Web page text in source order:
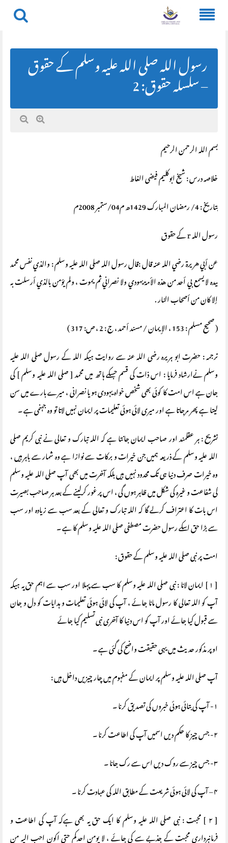
contentرسول اللہ صلی اللہ علیہ وسلم کے حقوق
– سلسلہ حقوق: 2
بسم الله الرحمن الرحيم
خلاصہ درس : شیخ ابوکلیم فیضی الغاط
بتاریخ : 4/ رمضان المبارک 1429ھ م04/ستمبر 2008م
رسول اللہ r کے حقوق
عن أبي هريرة رضي الله عنه قال :قال رسول الله صلى الله عليه وسلم : والذي نفس محمد
بيده لا يسمع بي أحد من هذه الأمة يهودي ولا نصراني ثم يموت ، ولم يؤمن بالذي أرسلت به
إلا كان من أصحاب النار .
( صحيح مسلم : 153 ، الإيمان / مسند أحمد ، ج : 2 ، ص: 317 )
ترجمہ : حضرت ابو ہریرہ رضی اللہ عنہ سے روایت ہیکہ اللہ کے رسول صلی اللہ علیہ
وسلم نےارشاد فرمایا : اس ذات کی قسم جسکے ہاتھ میں محمد [ صلی اللہ علیہ وسلم ] کی
جان ہے اس امت کا کوئی بھی شخص خواہ یہودی ہو یا نصرانی ، میرے بارے میں سن
لیتا ہے پھر مرجاتا ہے اور میری لائی ہوئی تعلیمات پر ایمان نہیں لاتا تو وہ جہنمی ہے ۔
تشریح : ہر عقلمند اور صاحب ایمان جانتا ہے کہ اللہ تبارک و تعالی نے نبی کریم صلی
اللہ علیہ وسلم کے ذریعہ ہمیں جن خیرات و برکات سے نوازا ہے وہ شمار سے باہر ہیں ،
وہ خیرات صرف دنیا ہی تک محدود نہیں ہیں بلکہ آخرت میں بھی آپ صلی اللہ علیہ وسلم
کی شفاعت و غیرہ کی شکل میں ظاہر ہوں گی ، اس پر غور کرلینے کے بعد ہر صاحب بصیرت
اس بات کا اعتراف کرلے گا کہ اللہ تبارک و تعالی کے بعد سب سے زیادہ اور سب
سے بڑا حق اسکے رسول حضرت مصطفی صلی اللہ علیہ وسلم کا ہے ۔
امت پر نبی صلی اللہ علیہ وسلم کے حقوق :
[ ۱ ] ایمان لانا : نبی صلی اللہ علیہ وسلم کا سب سے پہلا اور سب سے اہم حق یہ ہیکہ
آپ کو اللہ تعالی کا رسول مانا جائے ، آپ کی لائی ہوئی تعلیمات و ہدایات کو دل و جان
سے قبول کیا جائے اور آپ کو اس دنیا کا آخری نبی تسلیم کیا جائے
اوپر مذکور حدیث میں یہی حقیقت واضح کی گئی ہے ۔
آپ صلی اللہ علیہ وسلم پر ایمان کے مفہوم میں چار چیزیں داخل ہیں :
۱- آپ کی بتائی ہوئی خبروں کی تصدیق کرنا ۔
۲- جس چیز کا حکم دیں اسمیں آپ کی اطاعت کرنا ۔
۳- جس چیز سے روک دیں اس سے رک جانا ۔
۴ – آپ کی لائی ہوئی شریعت کے مطابق اللہ کی عبادت کرنا ۔
[ ۲ ] محبت : نبی صلی اللہ علیہ وسلم کا ایک حق یہ بھی ہےکہ آپ کی اطاعت و